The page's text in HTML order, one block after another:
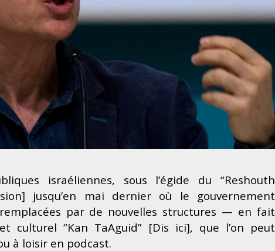
israéliennes, sous l’égide du “Reshouth
jusqu’en mai dernier où le gouvernement
par de nouvelles structures — en fait
culturel “Kan TaAguid” [Dis ici], que l’on peut
à loisir en podcast.